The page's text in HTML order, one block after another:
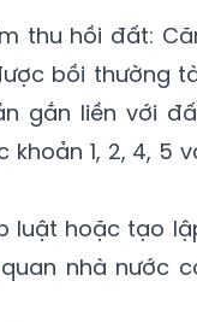
thu hồi đất:
bồi thường
gắn liền với
1, 2, 4, 5
luật hoặc tạo
nhà nước